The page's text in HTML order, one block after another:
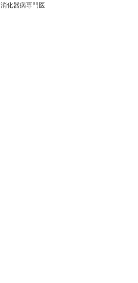
消化器病専門医